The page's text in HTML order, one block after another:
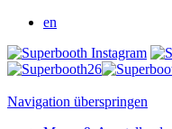
en
Navigation überspringen